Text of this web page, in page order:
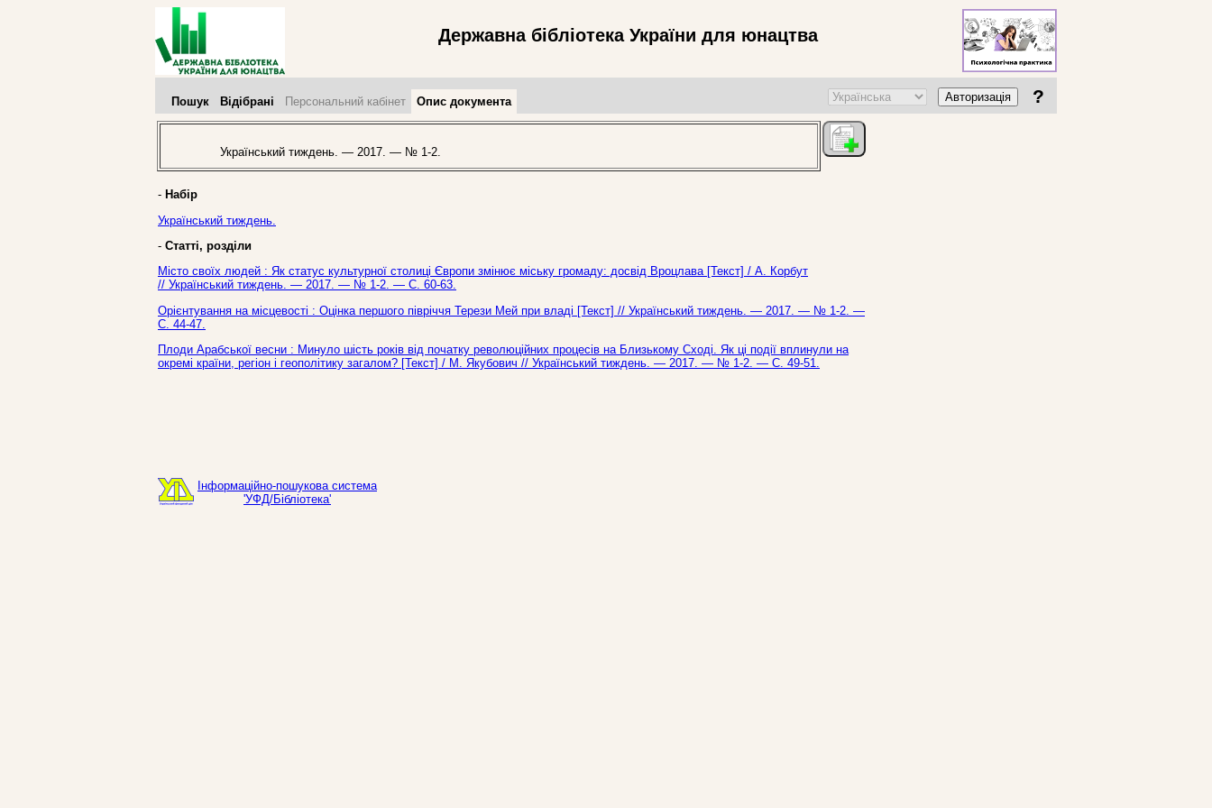
Державна бібліотека України для юнацтва
Пошук Відібрані Персональний кабінет Опис документа Авторизація ?
Український тиждень. — 2017. — № 1-2.
- Набір
Український тиждень.
- Статті, розділи
Місто своїх людей : Як статус культурної столиці Європи змінює міську громаду: досвід Вроцлава [Текст] / А. Корбут
// Український тиждень. — 2017. — № 1-2. — С. 60-63.
Орієнтування на місцевості : Оцінка першого півріччя Терези Мей при владі [Текст] // Український тиждень. — 2017. — № 1-2. —
С. 44-47.
Плоди Арабської весни : Минуло шість років від початку революційних процесів на Близькому Сході. Як ці події вплинули на
окремі країни, регіон і геополітику загалом? [Текст] / М. Якубович // Український тиждень. — 2017. — № 1-2. — С. 49-51.
Інформаційно-пошукова система
'УФД/Бібліотека'